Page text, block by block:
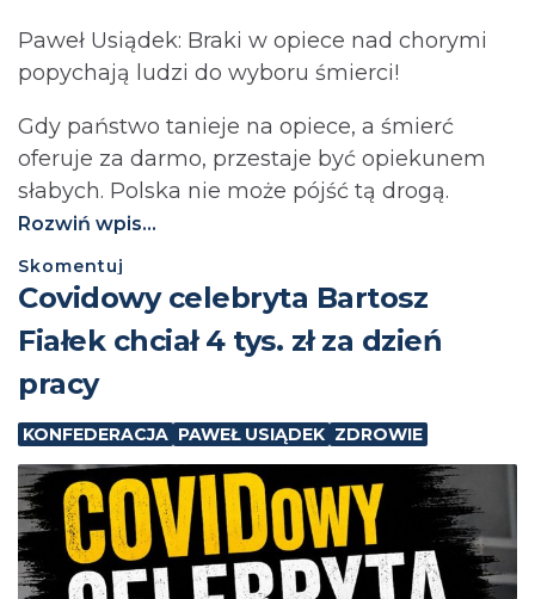
Paweł Usiądek: Braki w opiece nad chorymi
popychają ludzi do wyboru śmierci!
Gdy państwo tanieje na opiece, a śmierć
oferuje za darmo, przestaje być opiekunem
słabych. Polska nie może pójść tą drogą.⁩
Rozwiń wpis...
Skomentuj
Covidowy celebryta Bartosz
Fiałek chciał 4 tys. zł za dzień
pracy
KONFEDERACJA PAWEŁ USIĄDEK ZDROWIE